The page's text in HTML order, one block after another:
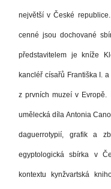
největší v České
cenné jsou dochované
představitelem je kníže
kancléř císařů Františka I.
z prvních muzeí v Evropě.
umělecká díla Antonia
daguerrotypií, grafik a
egyptologická sbírka v
kontextu kynžvartská